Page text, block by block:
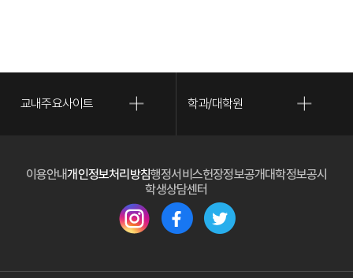
교내주요사이트 학과/대학원
이용안내개인정보처리방침행정서비스헌장정보공개대학정보공시
학생상담센터
(새 창 열림)(새 창 열림)(새 창 열림)